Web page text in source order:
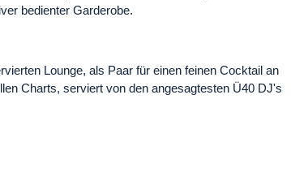
bedienter Garderobe.
Lounge, als Paar für einen feinen Cocktail an
Charts, serviert von den angesagtesten Ü40 DJ's